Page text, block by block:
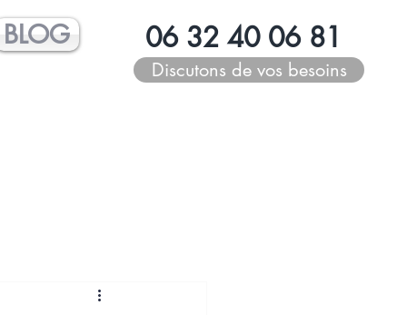
BLOG 06 32 40 06 81
Discutons de vos besoins